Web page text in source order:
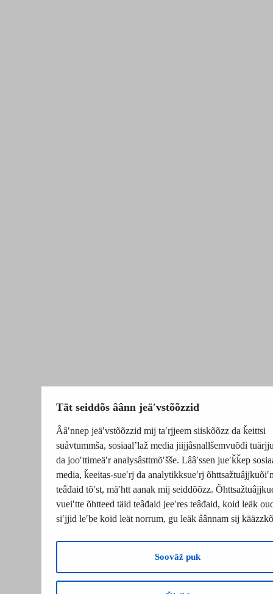
Tät seiddõs âânn jeäʹvstõõzzid
Ââʹnnep jeäʹvstõõzzid mij taʹrjjeem siiskõõzz da ǩeittsi
suåvtummša, sosiaalʼlaž media jiijjâsnallšemvuõđi
da jooʹttimeäʹr analysâsttmõʹšše. Lââʹssen jueʹǩǩep
media, ǩeeitas-sueʹrj da analytikksueʹrj
teâđaid tõʹst, mäʹhtt aanak mij seiddõõzz.
vueiʹtte õhtteed täid teâđaid jeeʹres teâđaid, koid leäk
siʹjjid leʹbe koid leät norrum, ǥu leäk âânnam sij
Soovâž puk